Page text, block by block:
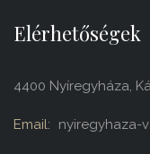
Elérhetőségek
4400 Nyíregyháza,
Email: nyiregyhaza-